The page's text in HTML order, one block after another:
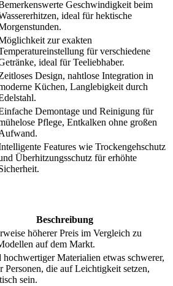
Geschwindigkeit beim
ideal für hektische
zur exakten
für verschiedene
ideal für Teeliebhaber.
Design, nahtlose Integration in
Küchen, Langlebigkeit durch
Demontage und Reinigung für
Pflege, Entkalken ohne großen
Features wie Trockengehschutz
Überhitzungsschutz für erhöhte
Beschreibung
höherer Preis im Vergleich zu
auf dem Markt.
Materialien etwas schwerer,
Personen, die auf Leichtigkeit setzen,
sein.